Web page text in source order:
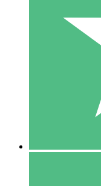
Betala per